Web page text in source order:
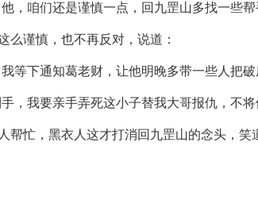
，咱们还是谨慎一点，回九罡山多找一些帮
么谨慎，也不再反对，说道：
我等下通知葛老财，让他明晚多带一些人把
手，我要亲手弄死这小子替我大哥报仇，不
帮忙，黑衣人这才打消回九罡山的念头，笑